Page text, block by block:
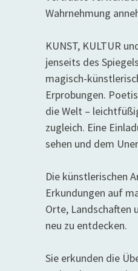
Wahrnehmung
KUNST, KULTUR
jenseits des
magisch-
Erprobungen.
die Welt –
zugleich. Eine
sehen und dem
Die künstlerischen
Erkundungen auf
Orte, Landschaften
neu zu entdecken.
Sie erkunden die